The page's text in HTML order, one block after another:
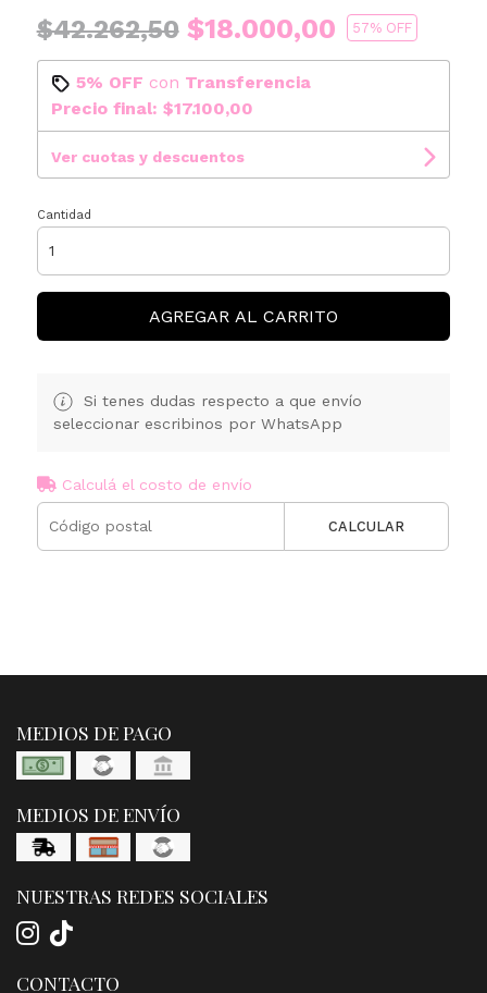
$42.262,50$18.000,00 57% OFF
5% OFF con Transferencia
Precio final: $17.100,00
Ver cuotas y descuentos
Cantidad
AGREGAR AL CARRITO
Si tenes dudas respecto a que envío
seleccionar escribinos por WhatsApp
Calculá el costo de envío
CALCULAR
MEDIOS DE PAGO
MEDIOS DE ENVÍO
NUESTRAS REDES SOCIALES
CONTACTO